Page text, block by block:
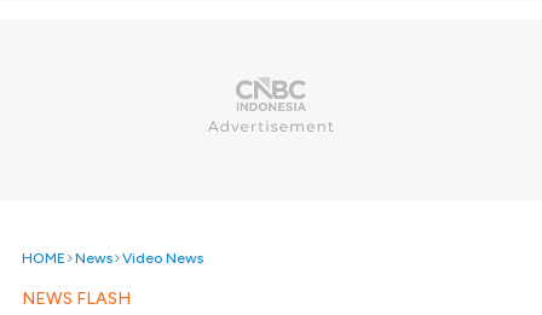
HOME News Video News
NEWS FLASH